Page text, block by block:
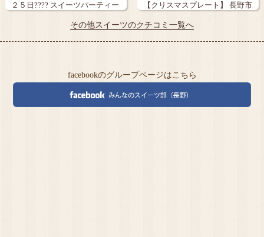
２５日???? スイーツパーティー
【クリスマスプレート】 長野市
北石堂の…
その他スイーツのクチコミ一覧へ
facebookのグループページはこちら